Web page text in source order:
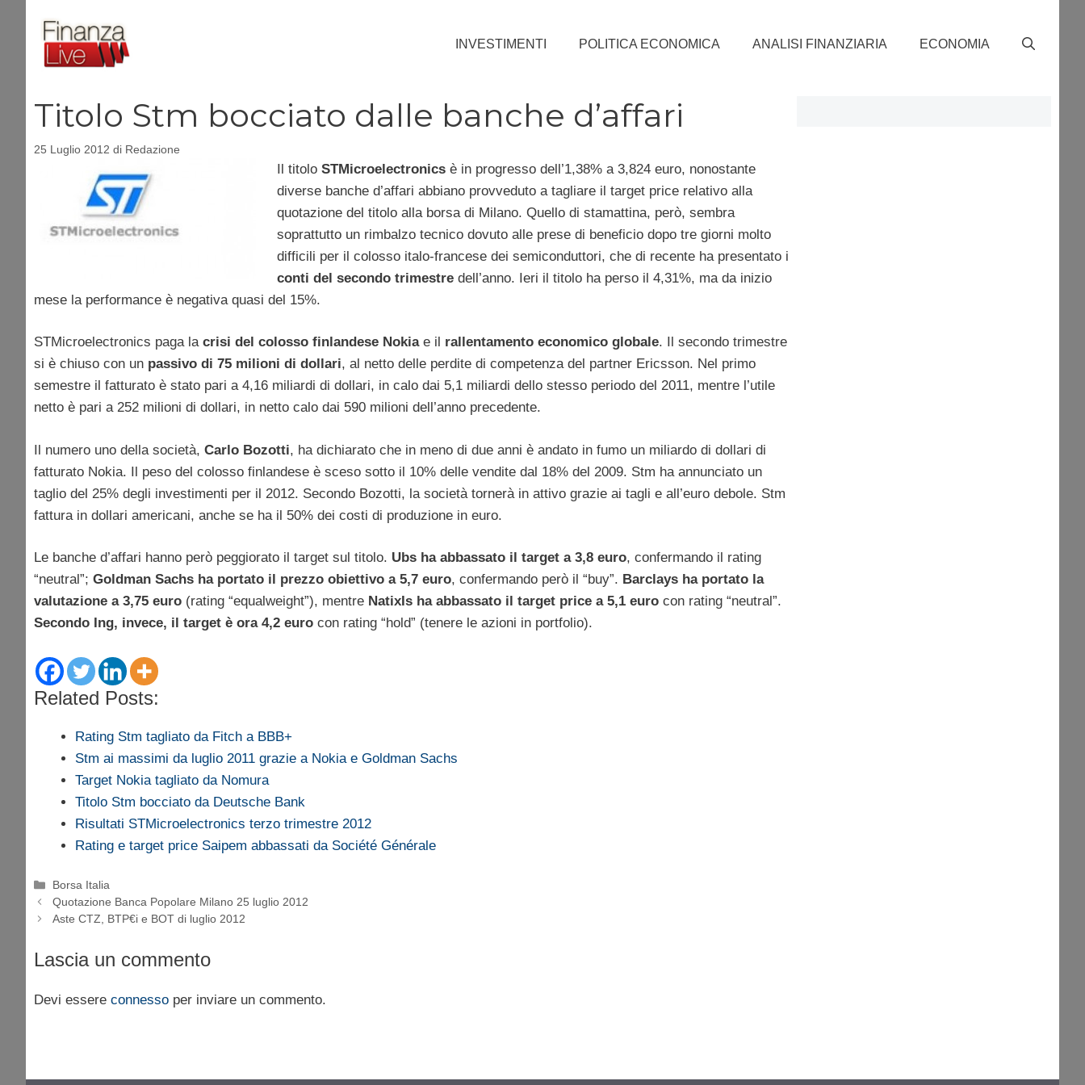
contenuto
INVESTIMENTI POLITICA ECONOMICA ANALISI FINANZIARIA ECONOMIA
Titolo Stm bocciato dalle banche d’affari
25 Luglio 2012 di Redazione
Il titolo STMicroelectronicsè in progresso dell’1,38% a 3,824 euro, nonostante
diverse banche d’affari abbiano provveduto a tagliare il target price relativo alla
quotazione del titolo alla borsa di Milano. Quello di stamattina, però, sembra
soprattutto un rimbalzo tecnico dovuto alle prese di beneficio dopo tre giorni molto
difficili per il colosso italo-francese dei semiconduttori, che di recente ha presentato i
conti del secondo trimestre dell’anno. Ieri il titolo ha perso il 4,31%, ma da inizio
mese la performance è negativa quasi del 15%.
STMicroelectronics paga la crisi del colosso finlandese Nokia e il rallentamento economico globale. Il secondo trimestre
si è chiuso con un passivo di 75 milioni di dollari, al netto delle perdite di competenza del partner Ericsson. Nel primo
semestre il fatturato è stato pari a 4,16 miliardi di dollari, in calo dai 5,1 miliardi dello stesso periodo del 2011, mentre l’utile
netto è pari a 252 milioni di dollari, in netto calo dai 590 milioni dell’anno precedente.
Il numero uno della società, Carlo Bozotti, ha dichiarato che in meno di due anni è andato in fumo un miliardo di dollari di
fatturato Nokia. Il peso del colosso finlandese è sceso sotto il 10% delle vendite dal 18% del 2009. Stm ha annunciato un
taglio del 25% degli investimenti per il 2012. Secondo Bozotti, la società tornerà in attivo grazie ai tagli e all’euro debole. Stm
fattura in dollari americani, anche se ha il 50% dei costi di produzione in euro.
Le banche d’affari hanno però peggiorato il target sul titolo. Ubs ha abbassato il target a 3,8 euro, confermando il rating
“neutral”; Goldman Sachs ha portato il prezzo obiettivo a 5,7 euro, confermando però il “buy”. Barclays ha portato la
valutazione a 3,75 euro (rating “equalweight”), mentre NatixIs ha abbassato il target price a 5,1 euro con rating “neutral”.
Secondo Ing, invece, il target è ora 4,2 euro con rating “hold” (tenere le azioni in portfolio).
Related Posts:
Rating Stm tagliato da Fitch a BBB+
Stm ai massimi da luglio 2011 grazie a Nokia e Goldman Sachs
Target Nokia tagliato da Nomura
Titolo Stm bocciato da Deutsche Bank
Risultati STMicroelectronics terzo trimestre 2012
Rating e target price Saipem abbassati da Société Générale
Categorie
Borsa Italia
Quotazione Banca Popolare Milano 25 luglio 2012
Aste CTZ, BTP€i e BOT di luglio 2012
Lascia un commento
Devi essere connesso per inviare un commento.